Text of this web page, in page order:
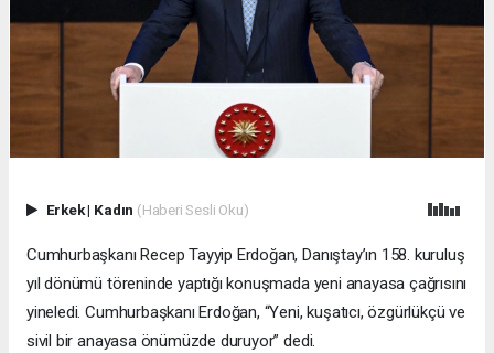
Erkek| Kadın (Haberi Sesli Oku)
Cumhurbaşkanı Recep Tayyip Erdoğan, Danıştay’ın 158. kuruluş
yıl dönümü töreninde yaptığı konuşmada yeni anayasa çağrısını
yineledi. Cumhurbaşkanı Erdoğan, “Yeni, kuşatıcı, özgürlükçü ve
sivil bir anayasa önümüzde duruyor” dedi.